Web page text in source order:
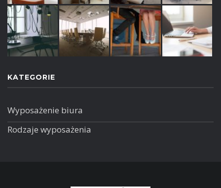
KATEGORIE
Wyposażenie biura
Rodzaje wyposażenia